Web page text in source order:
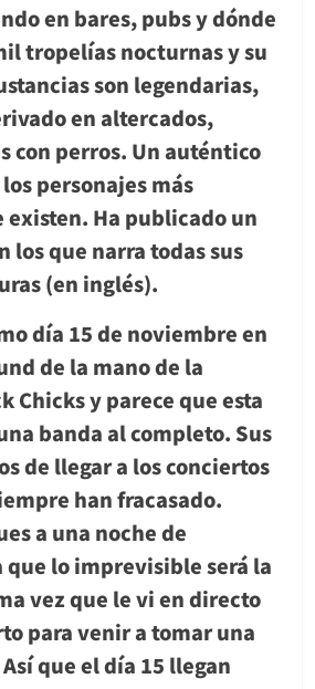
en bares, pubs y dónde
tropelías nocturnas y su
son legendarias,
en altercados,
con perros. Un auténtico
personajes más
existen. Ha publicado un
los que narra todas sus
(en inglés).
día 15 de noviembre en
de la mano de la
Chicks y parece que esta
banda al completo. Sus
de llegar a los conciertos
han fracasado.
a una noche de
lo imprevisible será la
vez que le vi en directo
para venir a tomar una
que el día 15 llegan